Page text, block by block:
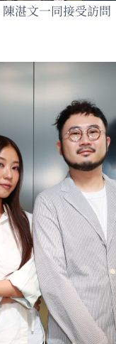
湛文一同接受訪問